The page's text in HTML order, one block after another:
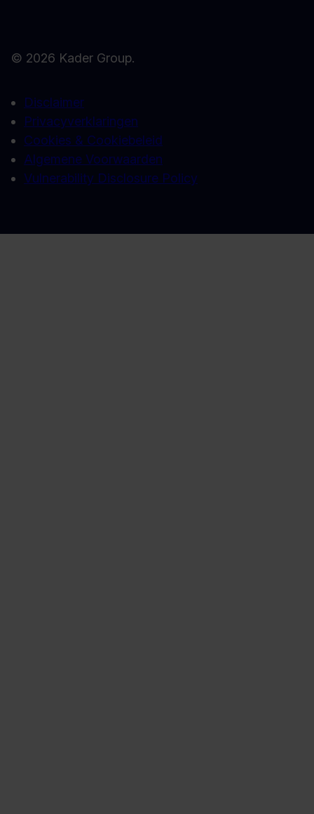
© 2026 Kader Group.
Disclaimer
Privacyverklaringen
Cookies & Cookiebeleid
Algemene Voorwaarden
Vulnerability Disclosure Policy